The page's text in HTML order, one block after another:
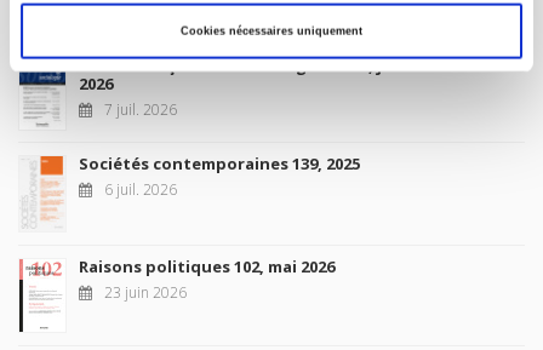
Cookies nécessaires uniquement
10 juil. 2026
Revue française de sociologie 66 3/4, juillet-décembre
2026
7 juil. 2026
Sociétés contemporaines 139, 2025
6 juil. 2026
Raisons politiques 102, mai 2026
23 juin 2026